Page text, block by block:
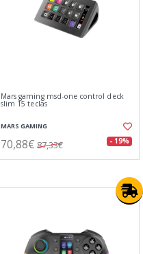
Mars gaming msd-one control deck
slim 15 teclas
MARS GAMING
70,88€ 87,33€ - 19%